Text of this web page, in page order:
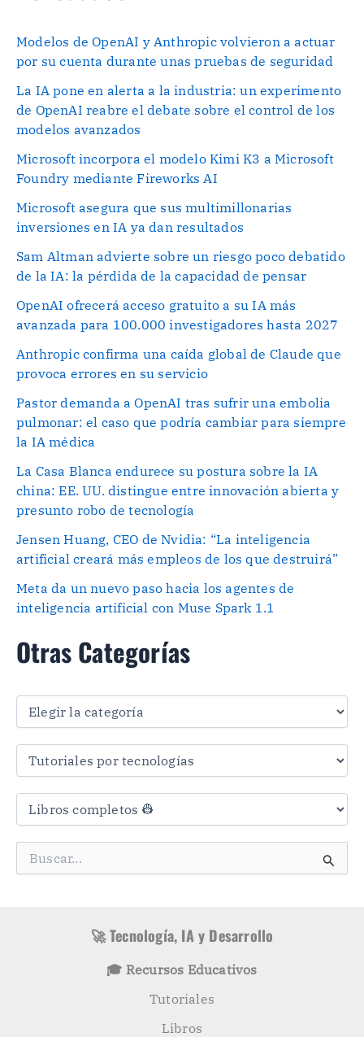
Modelos de OpenAI y Anthropic volvieron a actuar
por su cuenta durante unas pruebas de seguridad
La IA pone en alerta a la industria: un experimento
de OpenAI reabre el debate sobre el control de los
modelos avanzados
Microsoft incorpora el modelo Kimi K3 a Microsoft
Foundry mediante Fireworks AI
Microsoft asegura que sus multimillonarias
inversiones en IA ya dan resultados
Sam Altman advierte sobre un riesgo poco debatido
de la IA: la pérdida de la capacidad de pensar
OpenAI ofrecerá acceso gratuito a su IA más
avanzada para 100.000 investigadores hasta 2027
Anthropic confirma una caída global de Claude que
provoca errores en su servicio
Pastor demanda a OpenAI tras sufrir una embolia
pulmonar: el caso que podría cambiar para siempre
la IA médica
La Casa Blanca endurece su postura sobre la IA
china: EE. UU. distingue entre innovación abierta y
presunto robo de tecnología
Jensen Huang, CEO de Nvidia: “La inteligencia
artificial creará más empleos de los que destruirá”
Meta da un nuevo paso hacia los agentes de
inteligencia artificial con Muse Spark 1.1
Otras Categorías
O
a
a
🚀 Tecnología, IA y Desarrollo
🎓 Recursos Educativos
Tutoriales
Libros